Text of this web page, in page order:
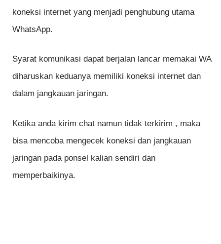
koneksi internet yang menjadi penghubung utama
WhatsApp.
Syarat komunikasi dapat berjalan lancar memakai WA
diharuskan keduanya memiliki koneksi internet dan
dalam jangkauan jaringan.
Ketika anda kirim chat namun tidak terkirim , maka
bisa mencoba mengecek koneksi dan jangkauan
jaringan pada ponsel kalian sendiri dan
memperbaikinya.